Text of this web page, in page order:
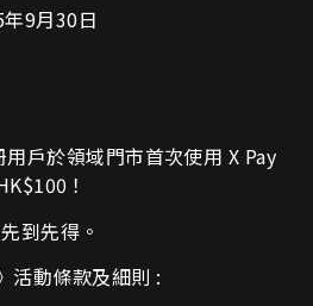
9月30日
戶於領域門市首次使用 X Pay
！
到先得。
活動條款及細則 :